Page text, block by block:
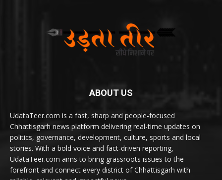
ABOUT US
UdataTeer.com is a fast, sharp and people-focused
Chhattisgarh news platform delivering real-time updates on
politics, governance, development, culture, sports and local
stories. With a bold voice and fact-driven reporting,
UdataTeer.com aims to bring grassroots issues to the
forefront and connect every district of Chhattisgarh with